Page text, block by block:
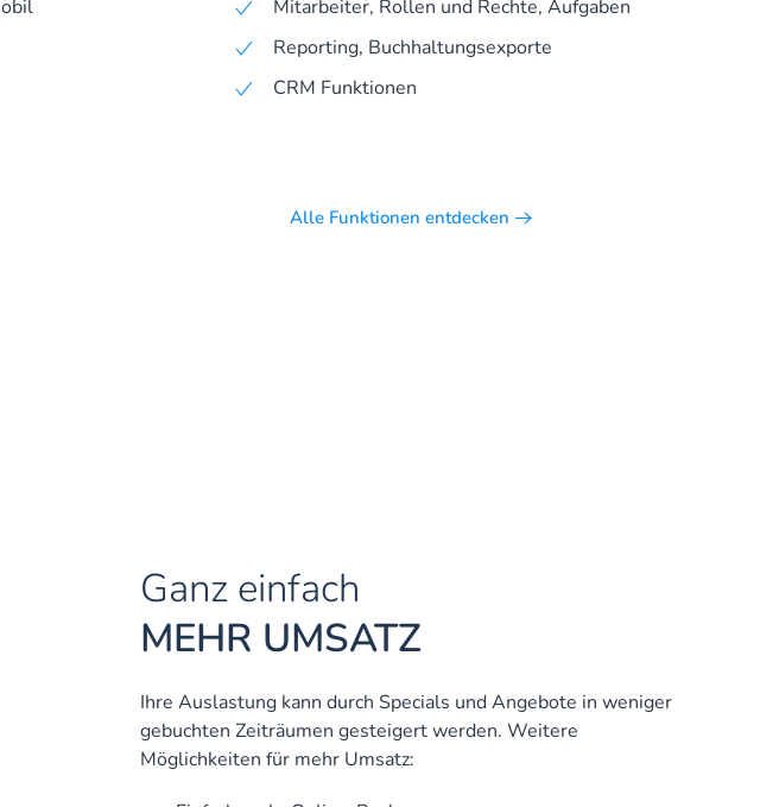
Mitarbeiter, Rollen und Rechte, Aufgaben
Reporting, Buchhaltungsexporte
CRM Funktionen
Alle Funktionen entdecken
Ganz einfach
MEHR UMSATZ
Ihre Auslastung kann durch Specials und Angebote in weniger
gebuchten Zeiträumen gesteigert werden. Weitere
Möglichkeiten für mehr Umsatz: